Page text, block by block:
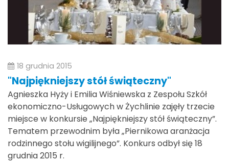
18 grudnia 2015
"Najpiękniejszy stół świąteczny"
Agnieszka Hyży i Emilia Wiśniewska z Zespołu Szkół
ekonomiczno-Usługowych w Żychlinie zajęły trzecie
miejsce w konkursie „Najpiękniejszy stół świąteczny”.
Tematem przewodnim była „Piernikowa aranżacja
rodzinnego stołu wigilijnego”. Konkurs odbył się 18
grudnia 2015 r.